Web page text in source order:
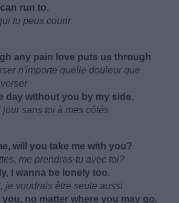
run to.
tu peux courir
any pain love puts us through
n'importe quelle douleur que
day without you by my side.
sans toi à mes côtés
will you take me with you?
me prendras-tu avec toi?
I wanna be lonely too.
je voudrais être seule aussi
no matter where you may go.